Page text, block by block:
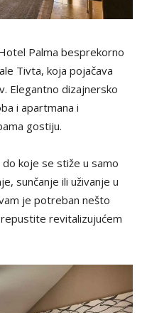
Palma besprekorno
Tivta, koja pojačava
Elegantno dizajnersko
i apartmana i
gostiju.
koje se stiže u samo
sunčanje ili uživanje u
je potreban nešto
revitalizujućem